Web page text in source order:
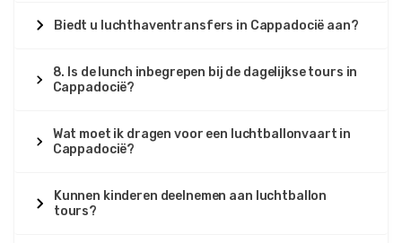
Biedt u luchthaventransfers in Cappadocië aan?
8. Is de lunch inbegrepen bij de dagelijkse tours in
Cappadocië?
Wat moet ik dragen voor een luchtballonvaart in
Cappadocië?
Kunnen kinderen deelnemen aan luchtballon
tours?